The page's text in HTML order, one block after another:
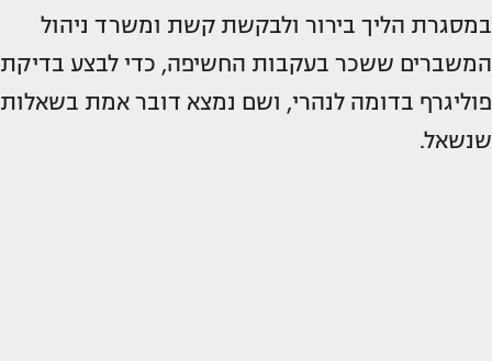
במסגרת הליך בירור ולבקשת קשת ומשרד ניהול
המשברים ששכר בעקבות החשיפה, כדי לבצע בדיקת
פוליגרף בדומה לנהרי, ושם נמצא דובר אמת בשאלות
שנשאל.